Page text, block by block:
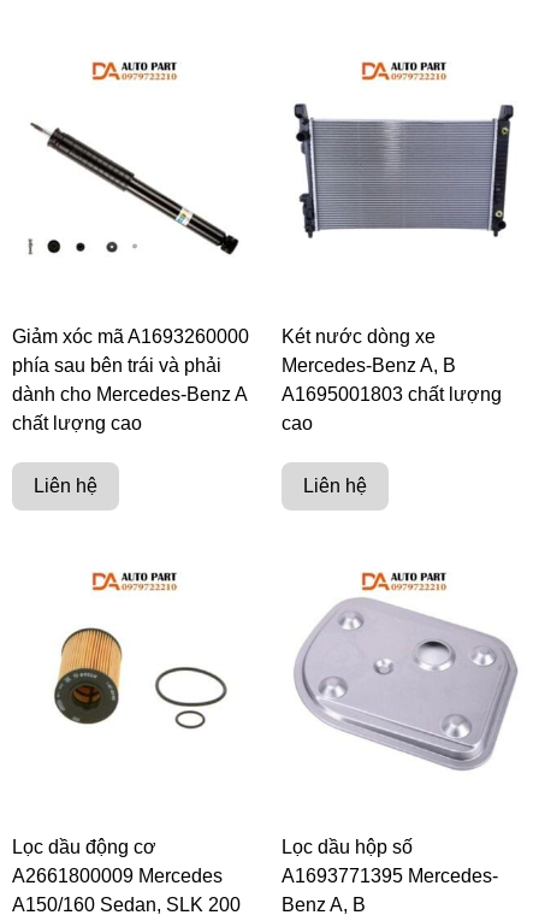
Giảm xóc mã A1693260000
phía sau bên trái và phải
dành cho Mercedes-Benz A
chất lượng cao
Liên hệ
Két nước dòng xe
Mercedes-Benz A, B
A1695001803 chất lượng
cao
Liên hệ
Lọc dầu động cơ
A2661800009 Mercedes
A150/160 Sedan, SLK 200
Lọc dầu hộp số
A1693771395 Mercedes-
Benz A, B